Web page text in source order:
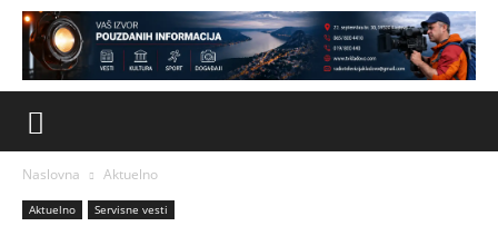
Naslovna Aktuelno
Aktuelno Servisne vesti